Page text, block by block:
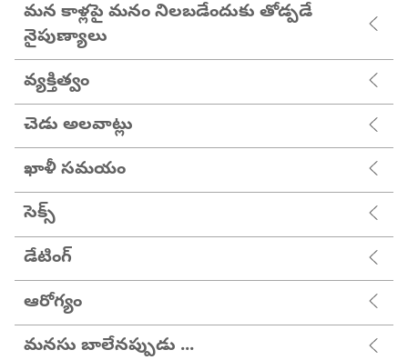
మన కాళ్లపై మనం నిలబడేందుకు తోడ్పడే
నైపుణ్యాలు
వ్యక్తిత్వం
చెడు అలవాట్లు
ఖాళీ సమయం
సెక్స్
డేటింగ్
ఆరోగ్యం
మనసు బాలేనప్పుడు ...